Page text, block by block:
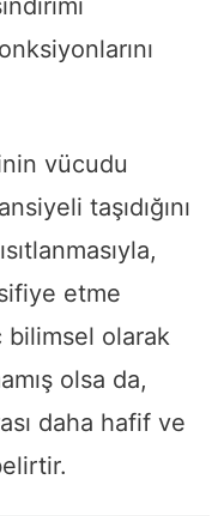
vücudu
taşıdığını
etme
olarak
olsa da,
daha hafif ve